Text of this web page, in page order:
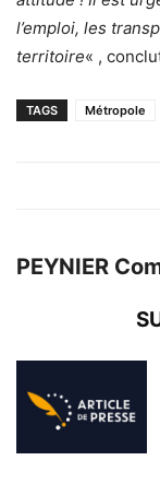
l’emploi, les
territoire« ,
TAGS Métropole
PEYNIER